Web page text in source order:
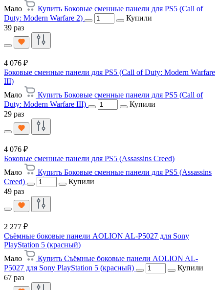
Мало
Купить Боковые сменные панели для PS5 (Call of
Duty: Modern Warfare 2)
Купили
39 раз
4 076 ₽
Боковые сменные панели для PS5 (Call of Duty: Modern Warfare
III)
Мало
Купить Боковые сменные панели для PS5 (Call of
Duty: Modern Warfare III)
Купили
29 раз
4 076 ₽
Боковые сменные панели для PS5 (Assassins Creed)
Мало
Купить Боковые сменные панели для PS5 (Assassins
Creed)
Купили
49 раз
2 277 ₽
Съёмные боковые панели AOLION AL-P5027 для Sony
PlayStation 5 (красный)
Мало
Купить Съёмные боковые панели AOLION AL-
P5027 для Sony PlayStation 5 (красный)
Купили
67 раз